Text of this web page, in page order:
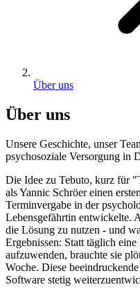
Über uns
Über uns
Unsere Geschichte, unser
psychosoziale Versorgung in
Die Idee zu Tebuto, kurz für
als Yannic Schröer einen
Terminvergabe in der
Lebensgefährtin entwickelte.
die Lösung zu nutzen - und
Ergebnissen: Statt täglich
aufzuwenden, brauchte sie
Woche. Diese
Software stetig